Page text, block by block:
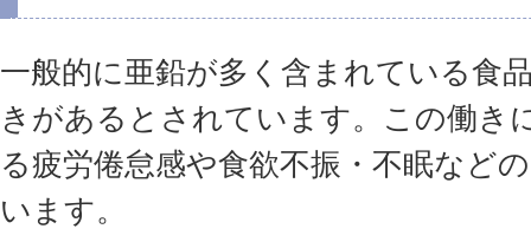
一般的に亜鉛が多く含まれている食
きがあるとされています。この働き
る疲労倦怠感や食欲不振・不眠など
います。